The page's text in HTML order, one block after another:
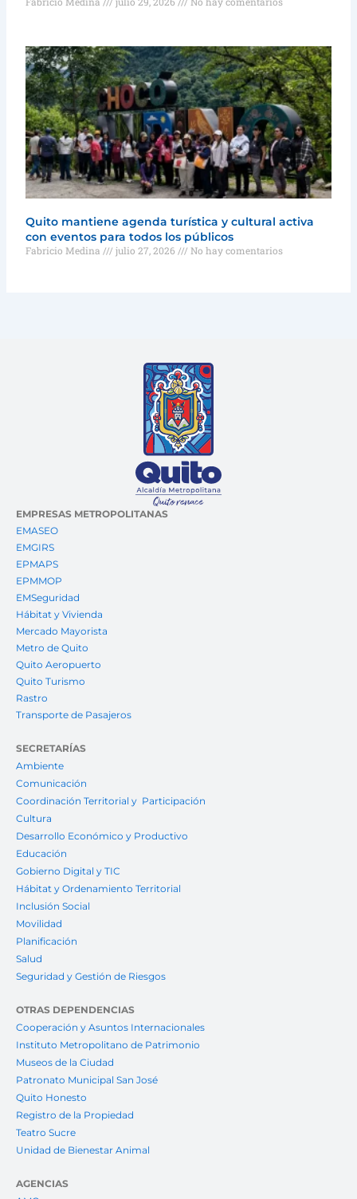
Quito mantiene agenda turística y cultural activa
con eventos para todos los públicos
Fabricio Medina julio 27, 2026 No hay comentarios
EMPRESAS METROPOLITANAS
EMASEO
EMGIRS
EPMAPS
EPMMOP
EMSeguridad
Hábitat y Vivienda
Mercado Mayorista
Metro de Quito
Quito Aeropuerto
Quito Turismo
Rastro
Transporte de Pasajeros
SECRETARÍAS
Ambiente
Comunicación
Coordinación Territorial y Participación
Cultura
Desarrollo Económico y Productivo
Educación
Gobierno Digital y TIC
Hábitat y Ordenamiento Territorial
Inclusión Social
Movilidad
Planificación
Salud
Seguridad y Gestión de Riesgos
OTRAS DEPENDENCIAS
Cooperación y Asuntos Internacionales
Instituto Metropolitano de Patrimonio
Museos de la Ciudad
Patronato Municipal San José
Quito Honesto
Registro de la Propiedad
Teatro Sucre
Unidad de Bienestar Animal
AGENCIAS